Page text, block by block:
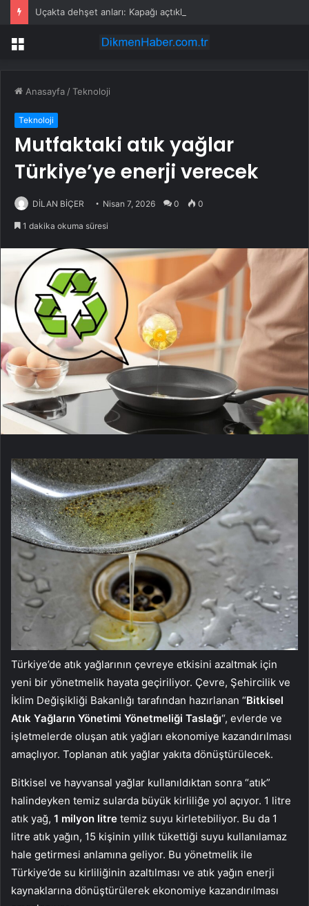
Menü
Anasayfa /Teknoloji
Teknoloji
Mutfaktaki atık yağlar
Türkiye’ye enerji verecek
DİLAN BİÇER Nisan 7, 2026 0 0
1 dakika okuma süresi
Türkiye’de atık yağlarının çevreye etkisini azaltmak için
yeni bir yönetmelik hayata geçiriliyor. Çevre, Şehircilik ve
İklim Değişikliği Bakanlığı tarafından hazırlanan “Bitkisel
Atık Yağların Yönetimi Yönetmeliği Taslağı“, evlerde ve
işletmelerde oluşan atık yağları ekonomiye kazandırılması
amaçlıyor. Toplanan atık yağlar yakıta dönüştürülecek.
Bitkisel ve hayvansal yağlar kullanıldıktan sonra “atık”
halindeyken temiz sularda büyük kirliliğe yol açıyor. 1 litre
atık yağ, 1 milyon litre temiz suyu kirletebiliyor. Bu da 1
litre atık yağın, 15 kişinin yıllık tükettiği suyu kullanılamaz
hale getirmesi anlamına geliyor. Bu yönetmelik ile
Türkiye’de su kirliliğinin azaltılması ve atık yağın enerji
kaynaklarına dönüştürülerek ekonomiye kazandırılması